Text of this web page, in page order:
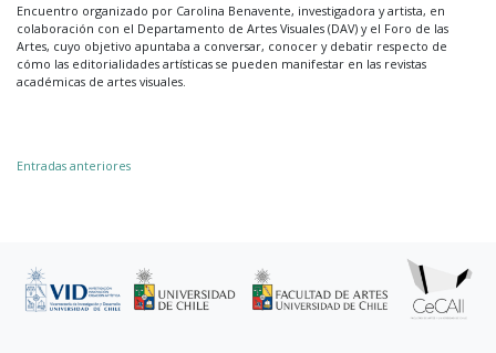
Encuentro organizado por Carolina Benavente, investigadora y artista, en
colaboración con el Departamento de Artes Visuales (DAV) y el Foro de las
Artes, cuyo objetivo apuntaba a conversar, conocer y debatir respecto de
cómo las editorialidades artísticas se pueden manifestar en las revistas
académicas de artes visuales.
Navegación
Entradas anteriores